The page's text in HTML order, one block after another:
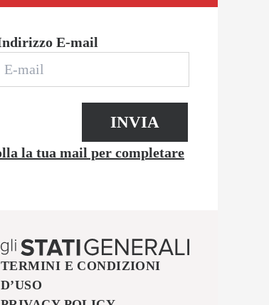
E-mail
INVIA
la tua mail per completare
TERMINI E CONDIZIONI
D’USO